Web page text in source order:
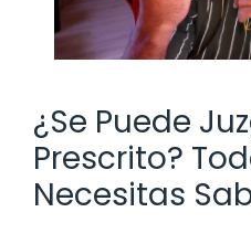
¿Se Puede
Prescrito?
Necesitas